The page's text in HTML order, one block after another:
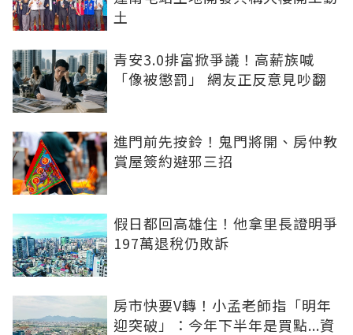
土
青安3.0排富掀爭議！高薪族喊
「像被懲罰」 網友正反意見吵翻
進門前先按鈴！鬼門將開、房仲教
賞屋簽約避邪三招
假日都回高雄住！他拿里長證明爭
197萬退稅仍敗訴
房市快要V轉！小孟老師指「明年
迎突破」：今年下半年是買點...資